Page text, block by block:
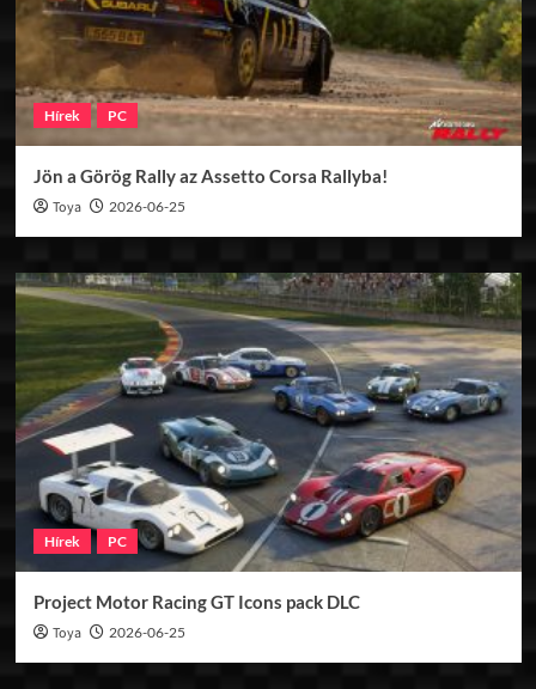
Hírek PC
Jön a Görög Rally az Assetto Corsa Rallyba!
Toya 2026-06-25
Hírek PC
Project Motor Racing GT Icons pack DLC
Toya 2026-06-25